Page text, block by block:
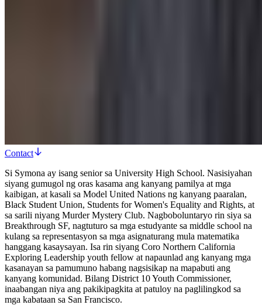
Contact
Si Symona ay isang senior sa University High School. Nasisiyahan
siyang gumugol ng oras kasama ang kanyang pamilya at mga
kaibigan, at kasali sa Model United Nations ng kanyang paaralan,
Black Student Union, Students for Women's Equality and Rights, at
sa sarili niyang Murder Mystery Club. Nagboboluntaryo rin siya sa
Breakthrough SF, nagtuturo sa mga estudyante sa middle school na
kulang sa representasyon sa mga asignaturang mula matematika
hanggang kasaysayan. Isa rin siyang Coro Northern California
Exploring Leadership youth fellow at napaunlad ang kanyang mga
kasanayan sa pamumuno habang nagsisikap na mapabuti ang
kanyang komunidad. Bilang District 10 Youth Commissioner,
inaabangan niya ang pakikipagkita at patuloy na paglilingkod sa
mga kabataan sa San Francisco.